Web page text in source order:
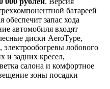
батареей
обеспечит запас хода
автомобиля входят
диски AeroType,
лобового
и задних кресел,
салона и комфортное
зоны посадки